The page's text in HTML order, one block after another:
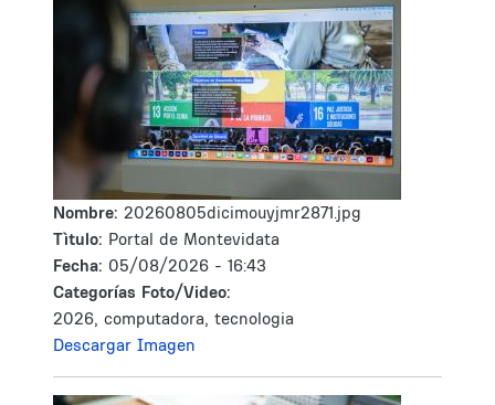
Nombre: 20260805dicimouyjmr2871.jpg
Tìtulo: Portal de Montevidata
Fecha: 05/08/2026 - 16:43
Categorías Foto/Video:
2026, computadora, tecnologia
Descargar Imagen